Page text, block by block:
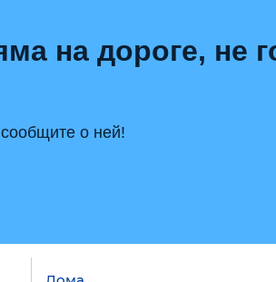
на дороге, не
о ней!